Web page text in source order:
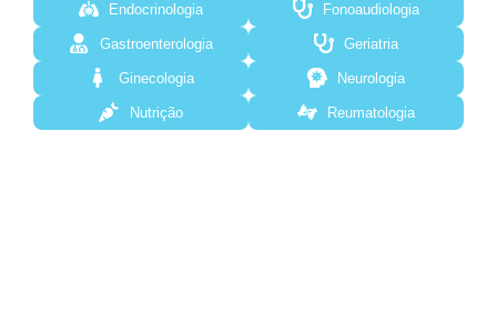
Endocrinologia Fonoaudiologia
Gastroenterologia Geriatria
Ginecologia Neurologia
Nutrição Reumatologia